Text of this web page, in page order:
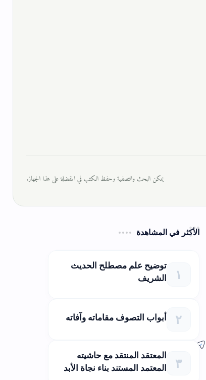
يمكن البحث والتصفية وحفظ الكتب في المفضلة على هذا الجهاز.
الأكثر في المشاهدة
توضيح علم مصطلح الحديث
الشريف
أبواب التصوف مقاماته وآفاته
المعتقد المنتقد مع حاشيته
المعتمد المستند بناء نجاة الأبد